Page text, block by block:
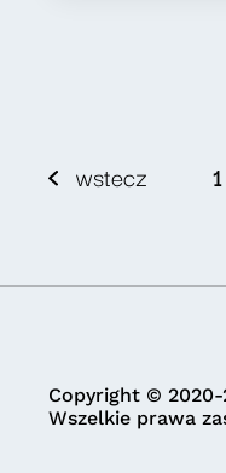
wstecz 1
Copyright © 2020-
Wszelkie prawa